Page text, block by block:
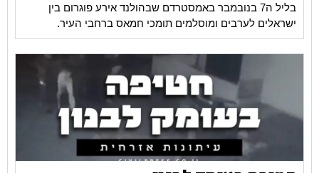
בליל ה7 בנובמבר באמסטרדם שבהולנד אירע פוגרום בין
ישראלים לערבים ומוסלמים תומכי חמאס ברחבי העיר.